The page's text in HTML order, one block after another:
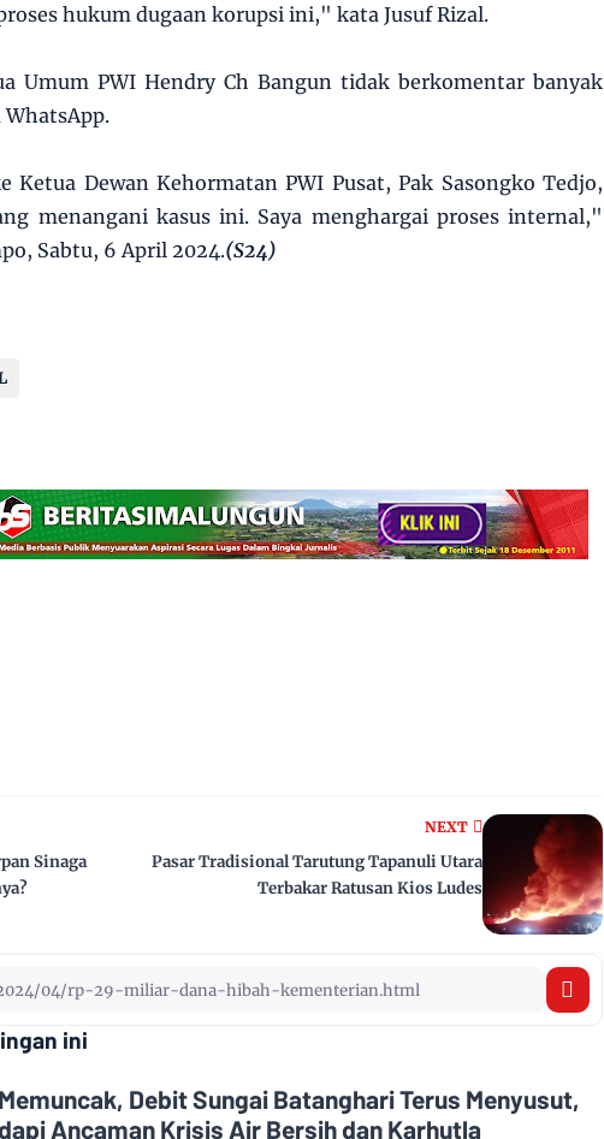
hukum dugaan korupsi ini," kata Jusuf Rizal.
Umum PWI Hendry Ch Bangun tidak berkomentar banyak
Ketua Dewan Kehormatan PWI Pusat, Pak Sasongko Tedjo,
menangani kasus ini. Saya menghargai proses internal,"
Sabtu, 6 April 2024.(S24)
NEXT
Pasar Tradisional Tarutung Tapanuli Utara
Terbakar Ratusan Kios Ludes
Sinaga
ini
Debit Sungai Batanghari Terus Menyusut,
Ancaman Krisis Air Bersih dan Karhutla